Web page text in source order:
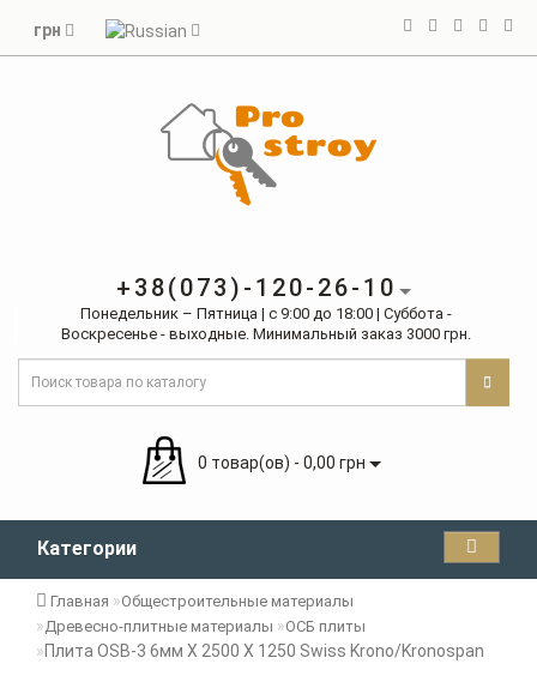
грн
+38(073)-120-26-10
Понедельник – Пятница | с 9:00 до 18:00 | Суббота -
Воскресенье - выходные. Минимальный заказ 3000 грн.
0 товар(ов) - 0,00 грн
Категории
Главная
Общестроительные материалы
Древесно-плитные материалы
ОСБ плиты
Плита OSB-3 6мм Х 2500 Х 1250 Swiss Krono/Kronospan